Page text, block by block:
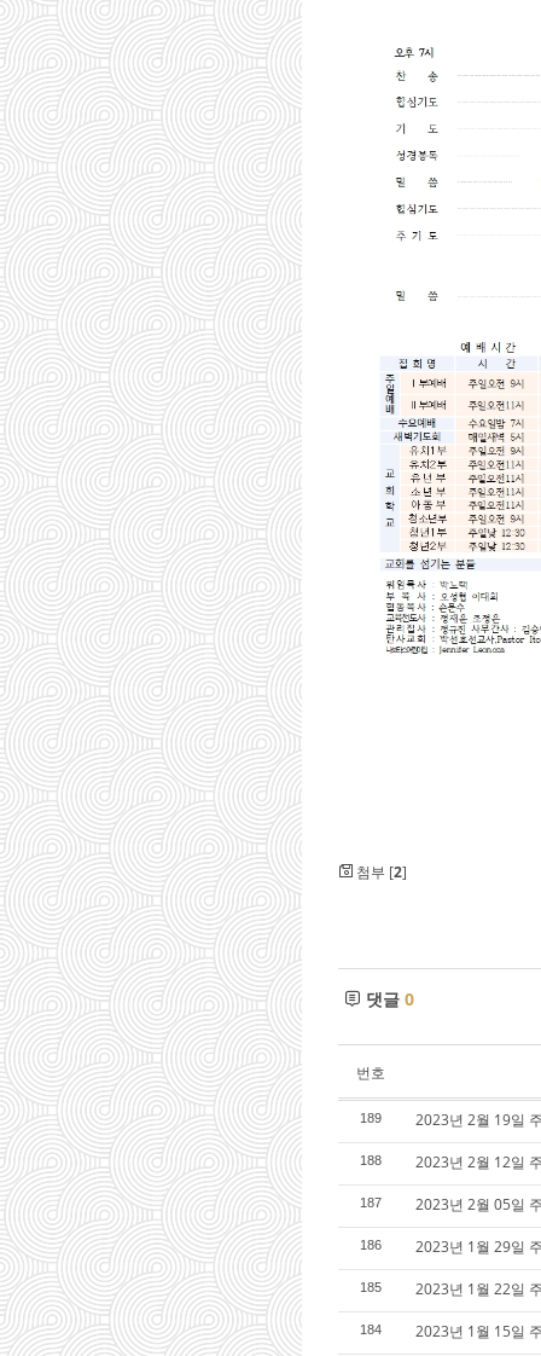
첨부 [2]
댓글 0
번호
189 2023년 2월 19일
188 2023년 2월 12일
187 2023년 2월 05일
186 2023년 1월 29일
185 2023년 1월 22일
184 2023년 1월 15일